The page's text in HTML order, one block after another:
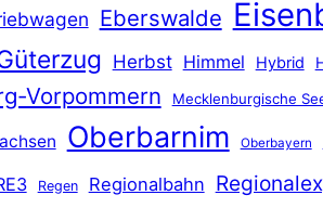
Eberswalde
Herbst Himmel Hybrid
Vorpommern Mecklenburgische
Oberbarnim Oberbayern
Regen Regionalbahn